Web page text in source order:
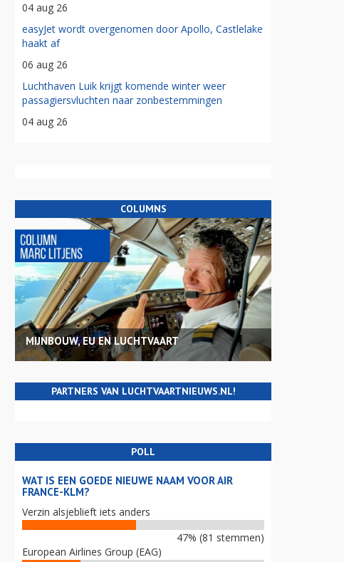
04 aug 26
easyJet wordt overgenomen door Apollo, Castlelake
haakt af
06 aug 26
Luchthaven Luik krijgt komende winter weer
passagiersvluchten naar zonbestemmingen
04 aug 26
COLUMNS
MIJNBOUW, EU EN LUCHTVAART
PARTNERS VAN LUCHTVAARTNIEUWS.NL!
POLL
WAT IS EEN GOEDE NIEUWE NAAM VOOR AIR
FRANCE-KLM?
Verzin alsjeblieft iets anders
47% (81 stemmen)
European Airlines Group (EAG)